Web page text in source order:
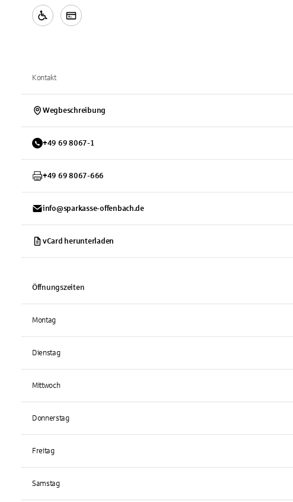
Kontakt
Wegbeschreibung
+49 69 8067-1
+49 69 8067-666
info@sparkasse-offenbach.de
vCard herunterladen
Öffnungszeiten
Montag
Dienstag
Mittwoch
Donnerstag
Freitag
Samstag